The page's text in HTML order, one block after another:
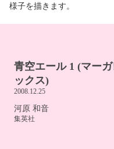
様子を描きます。